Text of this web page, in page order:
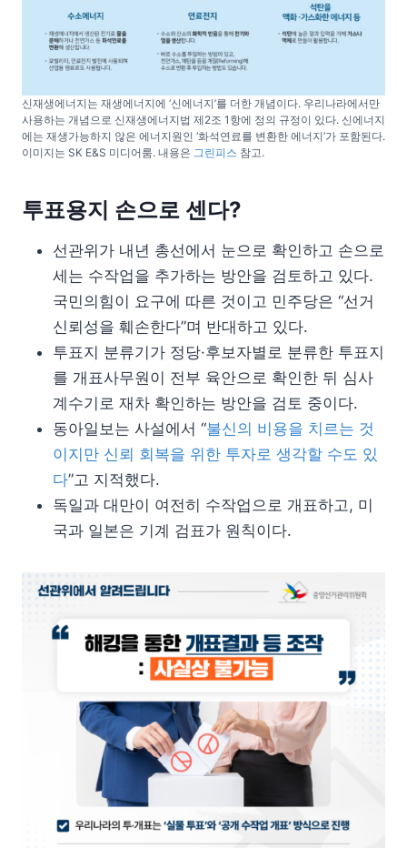
신재생에너지는 재생에너지에 ‘신에너지’를 더한 개념이다. 우리나라에서만
사용하는 개념으로 신재생에너지법 제2조 1항에 정의 규정이 있다. 신에너지
에는 재생가능하지 않은 에너지원인 ‘화석연료를 변환한 에너지’가 포함된다.
이미지는 SK E&S 미디어룸. 내용은 그린피스 참고.
투표용지 손으로 센다?
선관위가 내년 총선에서 눈으로 확인하고 손으로
세는 수작업을 추가하는 방안을 검토하고 있다.
국민의힘이 요구에 따른 것이고 민주당은 “선거
신뢰성을 훼손한다”며 반대하고 있다.
투표지 분류기가 정당·후보자별로 분류한 투표지
를 개표사무원이 전부 육안으로 확인한 뒤 심사
계수기로 재차 확인하는 방안을 검토 중이다.
동아일보는 사설에서 “불신의 비용을 치르는 것
이지만 신뢰 회복을 위한 투자로 생각할 수도 있
다”고 지적했다.
독일과 대만이 여전히 수작업으로 개표하고, 미
국과 일본은 기계 검표가 원칙이다.